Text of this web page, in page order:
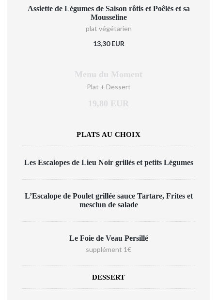
Assiette de Légumes de Saison rôtis et Poêlés et sa
Mousseline
plat végétarien
13,30 EUR
Menu du Moment
Plat + Dessert
19,80 EUR
PLATS AU CHOIX
Les Escalopes de Lieu Noir grillés et petits Légumes
L’Escalope de Poulet grillée sauce Tartare, Frites et
mesclun de salade
Le Foie de Veau Persillé
supplément 1€
DESSERT